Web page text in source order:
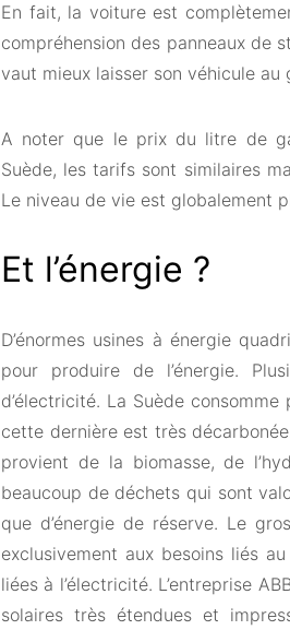
En fait, la voiture est
compréhension des panneaux de
vaut mieux laisser son véhicule au
A noter que le prix du litre de
Suède, les tarifs sont similaires
Le niveau de vie est globalement
Et l’énergie ?
D’énormes usines à énergie
pour produire de l’énergie.
d’électricité. La Suède
cette dernière est très
provient de la biomasse, de
beaucoup de déchets qui sont
que d’énergie de réserve. Le
exclusivement aux besoins liés
liées à l’électricité. L’entreprise
solaires très étendues et